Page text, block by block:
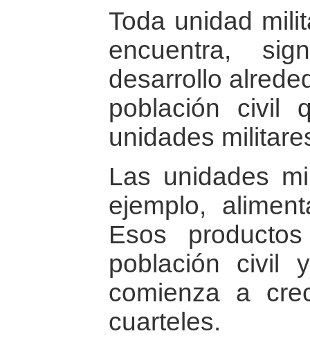
Toda unidad
encuentra,
desarrollo
población civil
unidades
Las unidades
ejemplo,
Esos
población civil
comienza a
cuarteles.